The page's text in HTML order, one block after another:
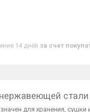
14 дней за счет
нержавеющей стали
для хранения, сушки